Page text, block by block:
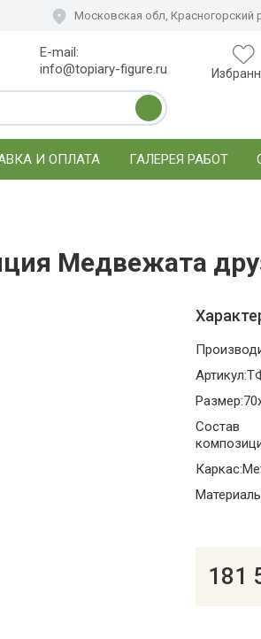
Московская обл, Красногорский
E-mail:
info@topiary-figure.ru
И ОПЛАТА ГАЛЕРЕЯ РАБОТ
Медвежата
Артикул:
Размер:
Состав
Каркас:
181